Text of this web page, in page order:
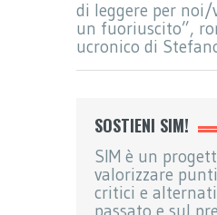
di leggere per noi/
un fuoriuscito”,
ucronico di
SOSTIENI SIM!
SIM è un
valorizzare
critici e
passato e sul